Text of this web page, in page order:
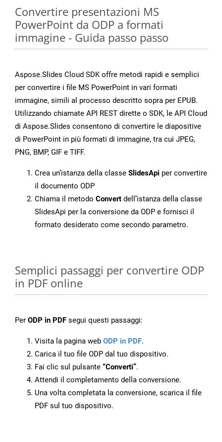
Convertire presentazioni MS
PowerPoint da ODP a formati
immagine - Guida passo passo
Aspose.Slides Cloud SDK offre metodi rapidi e semplici
per convertire i file MS PowerPoint in vari formati
immagine, simili al processo descritto sopra per EPUB.
Utilizzando chiamate API REST dirette o SDK, le API Cloud
di Aspose.Slides consentono di convertire le diapositive
di PowerPoint in più formati di immagine, tra cui JPEG,
PNG, BMP, GIF e TIFF.
Crea un’istanza della classe SlidesApi per convertire
il documento ODP
Chiama il metodo Convert dell’istanza della classe
SlidesApi per la conversione da ODP e fornisci il
formato desiderato come secondo parametro.
Semplici passaggi per convertire ODP
in PDF online
Per ODP in PDF segui questi passaggi:
Visita la pagina web ODP in PDF.
Carica il tuo file ODP dal tuo dispositivo.
Fai clic sul pulsante “Converti”.
Attendi il completamento della conversione.
Una volta completata la conversione, scarica il file
PDF sul tuo dispositivo.